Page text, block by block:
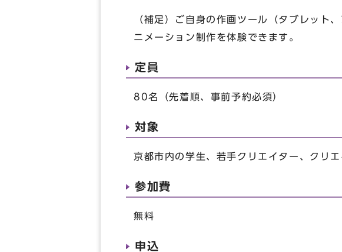
（補足）ご自身の作画ツール（タブレッ
ニメーション制作を体験できます。
定員
80名（先着順、事前予約必須）
対象
京都市内の学生、若手クリエイター、クリ
参加費
無料
申込